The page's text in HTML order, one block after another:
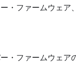
・ファームウェア
・ファームウェア